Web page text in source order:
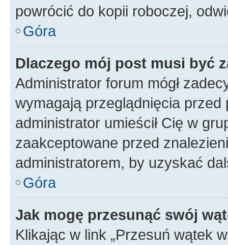
powrócić do kopii roboczej,
Góra
Dlaczego mój post musi być
Administrator forum mógł
wymagają przeglądnięcia
administrator umieścił Cię w
zaakceptowane przed
administratorem, by uzyskać
Góra
Jak mogę przesunąć swój
Klikając w link „Przesuń wątek